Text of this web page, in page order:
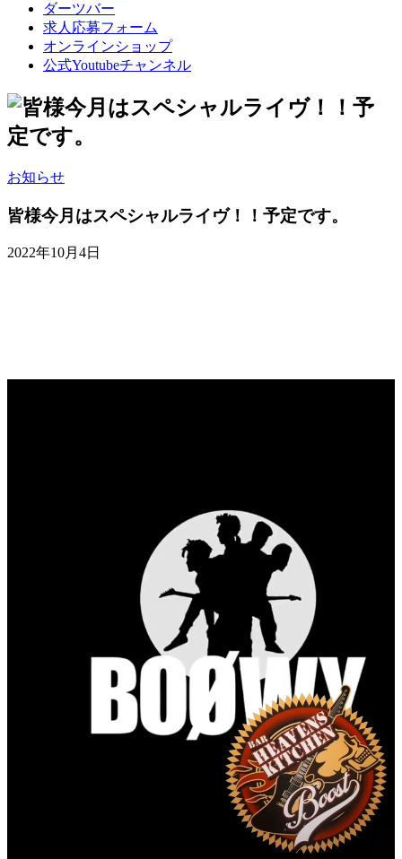
ダーツバー
求人応募フォーム
オンラインショップ
公式Youtubeチャンネル
お知らせ
皆様今月はスペシャルライヴ！！予定です。
2022年10月4日